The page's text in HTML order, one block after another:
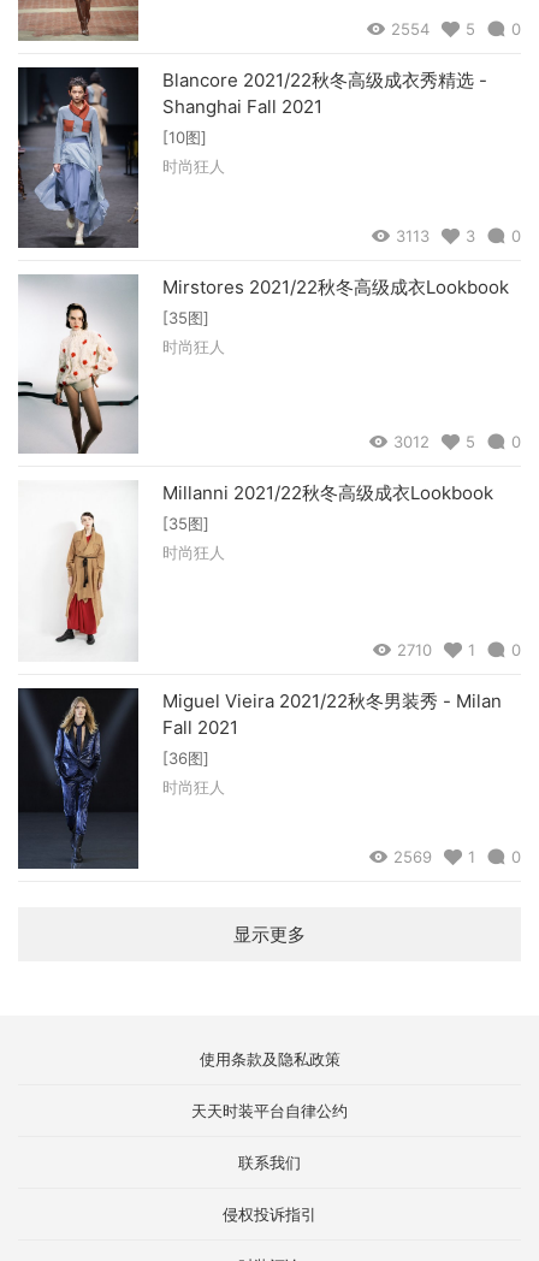
2554 5 0
Blancore 2021/22秋冬高级成衣秀精选 -
Shanghai Fall 2021
[10图]
时尚狂人
3113 3 0
Mirstores 2021/22秋冬高级成衣Lookbook
[35图]
时尚狂人
3012 5 0
Millanni 2021/22秋冬高级成衣Lookbook
[35图]
时尚狂人
2710 1 0
Miguel Vieira 2021/22秋冬男装秀 - Milan
Fall 2021
[36图]
时尚狂人
2569 1 0
显示更多
使用条款及隐私政策
天天时装平台自律公约
联系我们
侵权投诉指引